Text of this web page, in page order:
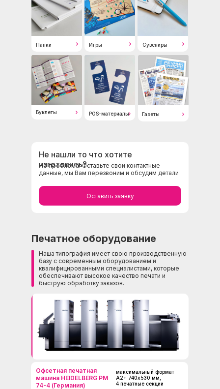
Папки Игры
Буклеты POS-материалы Газеты
Сувениры
Не проблема! Оставьте свои контактные
данные, мы Вам перезвоним и обсудим детали
Не нашли то что хотите
изготовить?
Оставить заявку
Офсетная печатная
машина HEIDELBERG PM
74-4 (Германия)
максимальный формат
А2+ 740х530 мм,
4 печатные секции
Печатное оборудование
Наша типография имеет свою производственную
базу с современным оборудованием и
квалифицированными специалистами, которые
обеспечивают высокое качество печати и
быструю обработку заказов.